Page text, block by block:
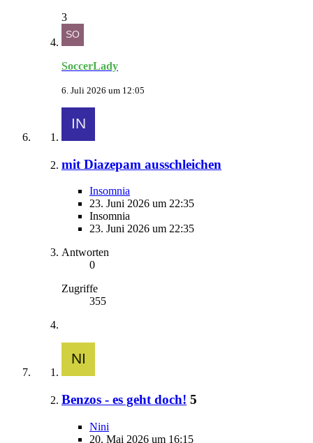
3
SoccerLady
6. Juli 2026 um 12:05
mit Diazepam ausschleichen
Insomnia
23. Juni 2026 um 22:35
Insomnia
23. Juni 2026 um 22:35
Antworten
0
Zugriffe
355
Benzos - es geht doch! 5
Nini
20. Mai 2026 um 16:15